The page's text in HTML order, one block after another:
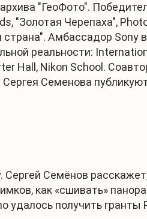
"ГеоФото".
"Золотая Черепаха",
Амбассадор
реальности:
Hall, Nikon School.
Семенова
Семёнов
как «сшивать»
удалось получить